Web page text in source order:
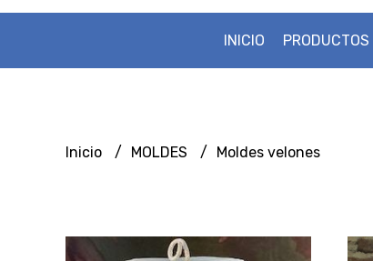
INICIO PRODUCTOS
Inicio MOLDES Moldes velones